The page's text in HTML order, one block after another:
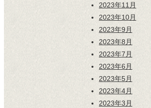
2023年11月
2023年10月
2023年9月
2023年8月
2023年7月
2023年6月
2023年5月
2023年4月
2023年3月